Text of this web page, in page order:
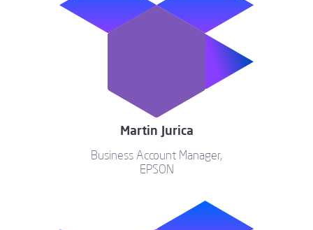
Martin Jurica
Business Account Manager,
EPSON